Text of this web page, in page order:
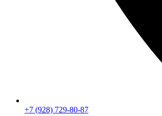
+7 (928) 729-80-87